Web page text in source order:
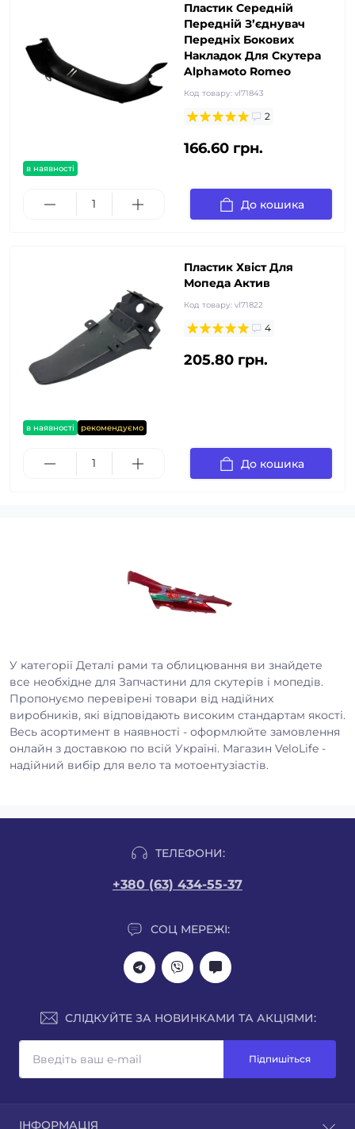
в наявності
Пластик Середній
Передній З’єднувач
Передніх Бокових
Накладок Для Скутера
Alphaмoto Romeo
Код товару: vl71843
2
166.60 грн.
До кошика
в наявності рекомендуємо
Пластик Хвіст Для
Мопеда Актив
Код товару: vl71822
4
205.80 грн.
До кошика
У категорії Деталі рами та облицювання ви знайдете
все необхідне для Запчастини для скутерів і мопедів.
Пропонуємо перевірені товари від надійних
виробників, які відповідають високим стандартам якості.
Весь асортимент в наявності - оформлюйте замовлення
онлайн з доставкою по всій Україні. Магазин VeloLife -
надійний вибір для вело та мотоентузіастів.
ТЕЛЕФОНИ:
+380 (63) 434-55-37
СОЦ МЕРЕЖІ:
СЛІДКУЙТЕ ЗА НОВИНКАМИ ТА АКЦІЯМИ:
Підпишіться
ІНФОРМАЦІЯ